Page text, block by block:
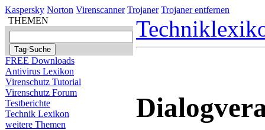
Kaspersky Norton Virenscanner Trojaner Trojaner entfernen
THEMEN
FREE Downloads
Antivirus Lexikon
Virenschutz Tutorial
Virenschutz Forum
Testberichte
Technik Lexikon
weitere Themen